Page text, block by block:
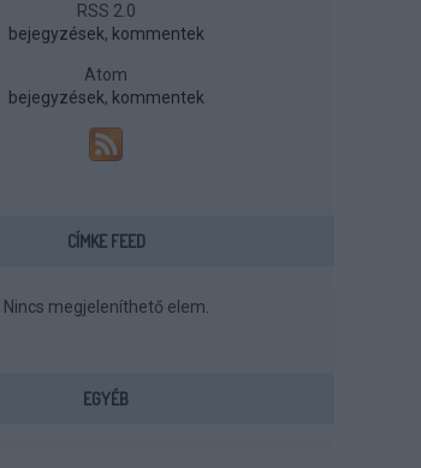
RSS 2.0
bejegyzések, kommentek
Atom
bejegyzések, kommentek
CÍMKE FEED
Nincs megjeleníthető elem.
EGYÉB